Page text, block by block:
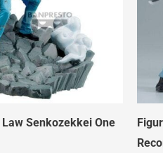
Senkozekkei One